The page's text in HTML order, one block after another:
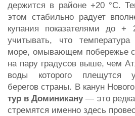
держится в районе +20 °С.
этом стабильно радует
купания показателями до
учитывать, что
море, омывающем побережье
на пару градусов выше, чем
воды которого плещутся у
берегов страны. В канун
тур в Доминикану— это
стремятся именно здесь